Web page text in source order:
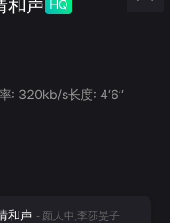
和声 HQ
: 320kb/s长度: 4‘6’‘
和声 - 颜人中,李莎旻子